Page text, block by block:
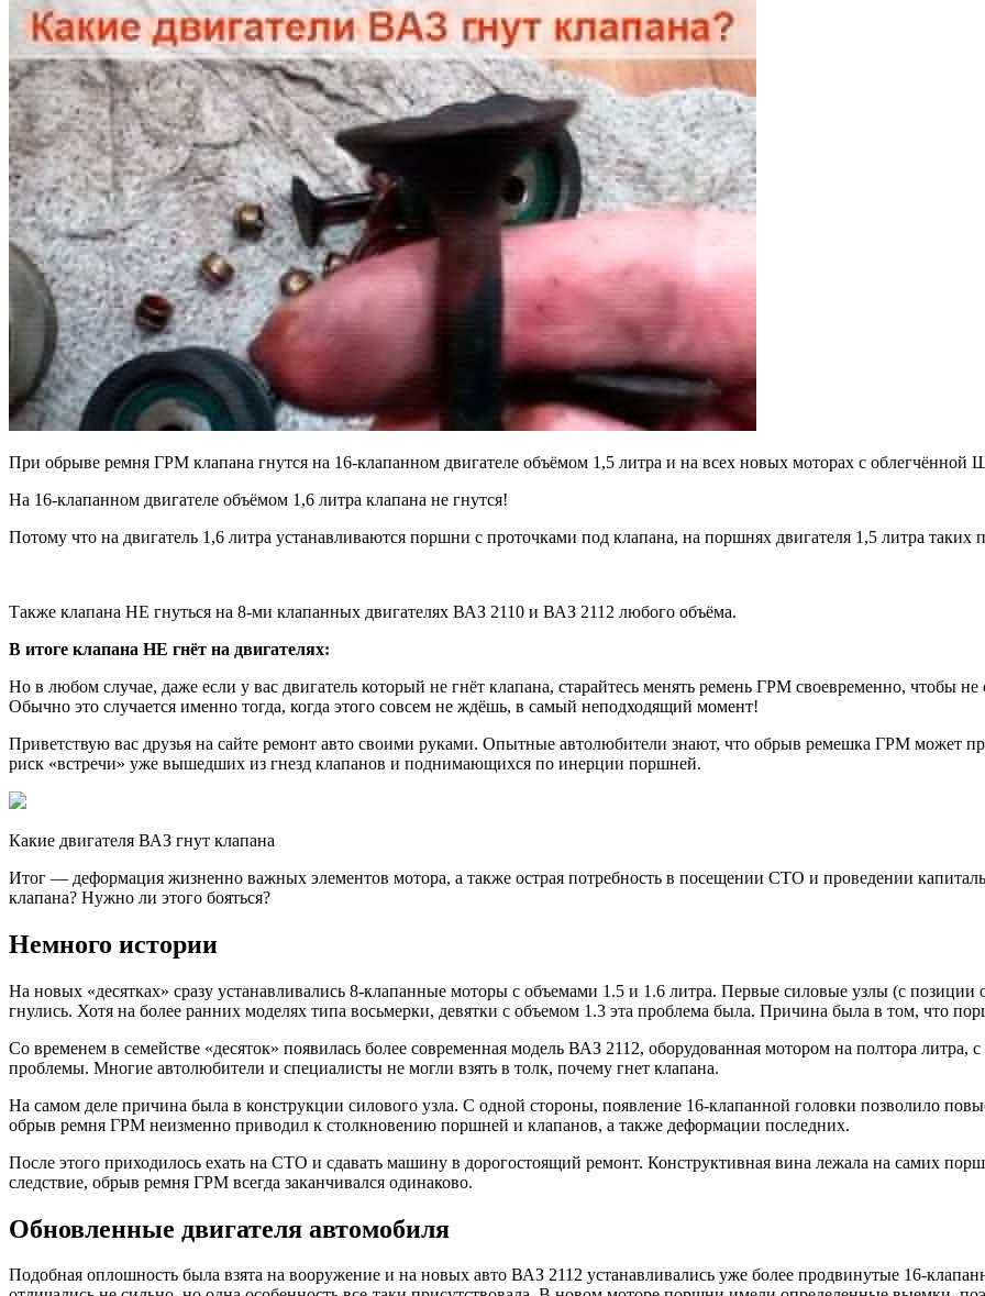
гнут
клапана
При обрыве ремня ГРМ клапана гнутся на 16-клапанном двигателе объёмом 1,5 литра и на всех новых моторах с облегчённой
На 16-клапанном двигателе объёмом 1,6 литра клапана не гнутся!
Потому что на двигатель 1,6 литра устанавливаются поршни с проточками под клапана, на поршнях двигателя 1,5 литра таких
Также клапана НЕ гнуться на 8-ми клапанных двигателях ВАЗ 2110 и ВАЗ 2112 любого объёма.
В итоге клапана НЕ гнёт на двигателях:
Но в любом случае, даже если у вас двигатель который не гнёт клапана, старайтесь менять ремень ГРМ своевременно, чтобы не
Обычно это случается именно тогда, когда этого совсем не ждёшь, в самый неподходящий момент!
Приветствую вас друзья на сайте ремонт авто своими руками. Опытные автолюбители знают, что обрыв ремешка ГРМ может
риск «встречи» уже вышедших из гнезд клапанов и поднимающихся по инерции поршней.
Какие двигателя ВАЗ гнут клапана
Итог — деформация жизненно важных элементов мотора, а также острая потребность в посещении СТО и проведении
клапана? Нужно ли этого бояться?
Немного истории
На новых «десятках» сразу устанавливались 8-клапанные моторы с объемами 1.5 и 1.6 литра. Первые силовые узлы (с
гнулись. Хотя на более ранних моделях типа восьмерки, девятки с объемом 1.3 эта проблема была. Причина была в том, что
Со временем в семействе «десяток» появилась более современная модель ВАЗ 2112, оборудованная мотором на полтора
проблемы. Многие автолюбители и специалисты не могли взять в толк, почему гнет клапана.
На самом деле причина была в конструкции силового узла. С одной стороны, появление 16-клапанной головки позволило
обрыв ремня ГРМ неизменно приводил к столкновению поршней и клапанов, а также деформации последних.
После этого приходилось ехать на СТО и сдавать машину в дорогостоящий ремонт. Конструктивная вина лежала на самих
следствие, обрыв ремня ГРМ всегда заканчивался одинаково.
Обновленные двигателя автомобиля
Подобная оплошность была взята на вооружение и на новых авто ВАЗ 2112 устанавливались уже более продвинутые 16-